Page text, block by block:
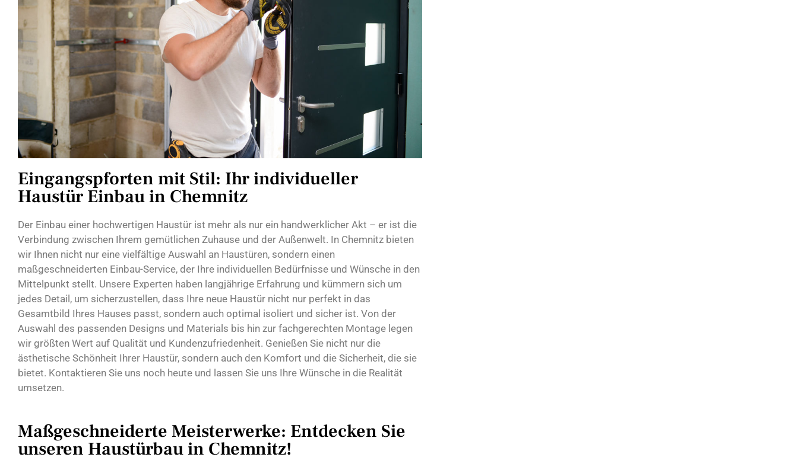
Eingangspforten mit Stil: Ihr individueller
Haustür Einbau in Chemnitz
Der Einbau einer hochwertigen Haustür ist mehr als nur ein handwerklicher Akt – er ist die
Verbindung zwischen Ihrem gemütlichen Zuhause und der Außenwelt. In Chemnitz bieten
wir Ihnen nicht nur eine vielfältige Auswahl an Haustüren, sondern einen
maßgeschneiderten Einbau-Service, der Ihre individuellen Bedürfnisse und Wünsche in den
Mittelpunkt stellt. Unsere Experten haben langjährige Erfahrung und kümmern sich um
jedes Detail, um sicherzustellen, dass Ihre neue Haustür nicht nur perfekt in das
Gesamtbild Ihres Hauses passt, sondern auch optimal isoliert und sicher ist. Von der
Auswahl des passenden Designs und Materials bis hin zur fachgerechten Montage legen
wir größten Wert auf Qualität und Kundenzufriedenheit. Genießen Sie nicht nur die
ästhetische Schönheit Ihrer Haustür, sondern auch den Komfort und die Sicherheit, die sie
bietet. Kontaktieren Sie uns noch heute und lassen Sie uns Ihre Wünsche in die Realität
umsetzen.
Maßgeschneiderte Meisterwerke: Entdecken Sie
unseren Haustürbau in Chemnitz!